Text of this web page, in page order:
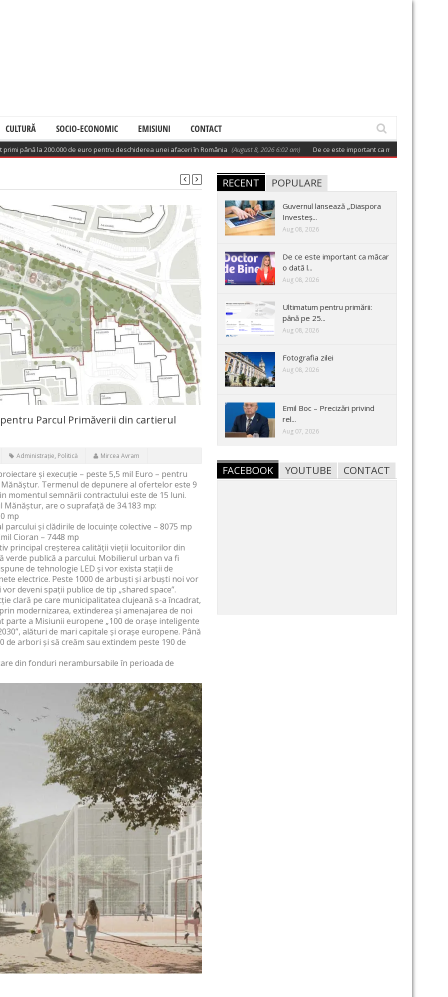
CULTURĂ SOCIO-ECONOMIC EMISIUNI CONTACT
la 200.000 de euro pentru deschiderea unei afaceri în România (August 8, 2026 6:02 am) De ce este important ca măcar o dată la două zile
Parcul Primăverii din cartierul
Administrație, Politică Mircea Avram
și execuție – peste 5,5 mil Euro – pentru
Termenul de depunere al ofertelor este 9
momentul semnării contractului este de 15 luni.
are o suprafață de 34.183 mp:
mp
și clădirile de locuințe colective – 8075 mp
Cioran – 7448 mp
principal creșterea calității vieții locuitorilor din
verde publică a parcului. Mobilierul urban va fi
de tehnologie LED și vor exista stații de
electrice. Peste 1000 de arbuști și arbuști noi vor
deveni spații publice de tip „shared space”.
clară pe care municipalitatea clujeană s-a încadrat,
modernizarea, extinderea și amenajarea de noi
a Misiunii europene „100 de orașe inteligente
alături de mari capitale și orașe europene. Până
arbori și să creăm sau extindem peste 190 de
din fonduri nerambursabile în perioada de
RECENT POPULARE
Guvernul lansează „Diaspora
Investeș...
Aug 08, 2026
De ce este important ca măcar
o dată l...
Aug 08, 2026
Ultimatum pentru primării:
până pe 25...
Aug 08, 2026
Fotografia zilei
Aug 08, 2026
Emil Boc – Precizări privind
rel...
Aug 07, 2026
FACEBOOK YOUTUBE CONTACT